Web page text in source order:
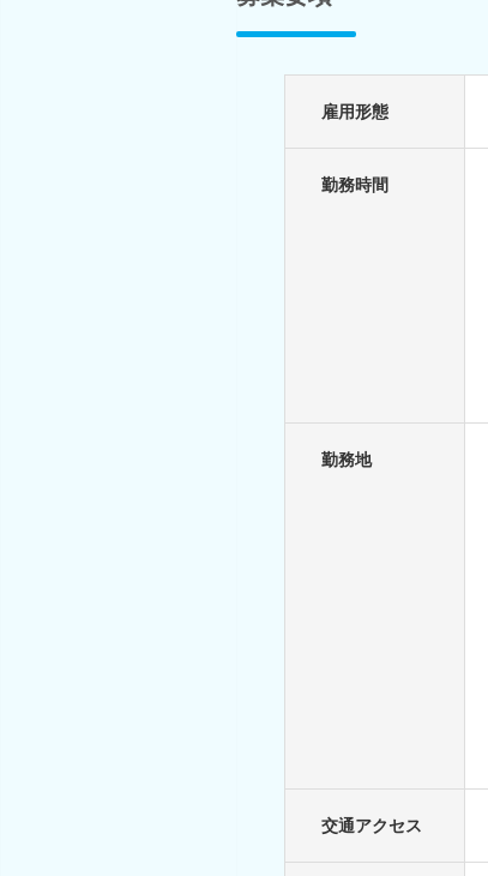
雇用形態
勤務時間
勤務地
交通アクセス